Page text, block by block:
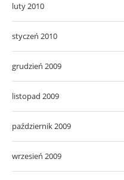
luty 2010
styczeń 2010
grudzień 2009
listopad 2009
październik 2009
wrzesień 2009